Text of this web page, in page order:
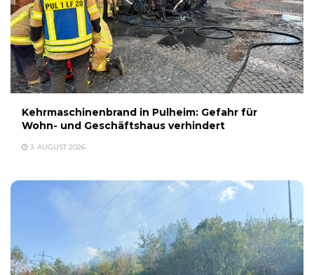
Kehrmaschinenbrand in Pulheim: Gefahr für
Wohn- und Geschäftshaus verhindert
3. AUGUST 2026